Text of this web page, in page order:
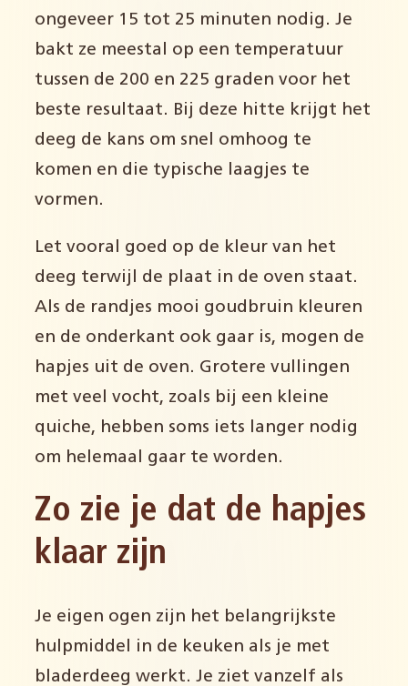
ongeveer 15 tot 25 minuten nodig. Je
bakt ze meestal op een temperatuur
tussen de 200 en 225 graden voor het
beste resultaat. Bij deze hitte krijgt het
deeg de kans om snel omhoog te
komen en die typische laagjes te
vormen.
Let vooral goed op de kleur van het
deeg terwijl de plaat in de oven staat.
Als de randjes mooi goudbruin kleuren
en de onderkant ook gaar is, mogen de
hapjes uit de oven. Grotere vullingen
met veel vocht, zoals bij een kleine
quiche, hebben soms iets langer nodig
om helemaal gaar te worden.
Zo zie je dat de hapjes
klaar zijn
Je eigen ogen zijn het belangrijkste
hulpmiddel in de keuken als je met
bladerdeeg werkt. Je ziet vanzelf als